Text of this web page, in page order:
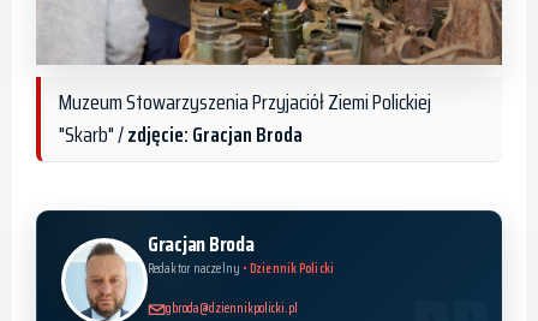
Muzeum Stowarzyszenia Przyjaciół Ziemi Polickiej
"Skarb" /zdjęcie: Gracjan Broda
Gracjan Broda
Redaktor naczelny • Dziennik Policki
gbroda@dziennikpolicki.pl